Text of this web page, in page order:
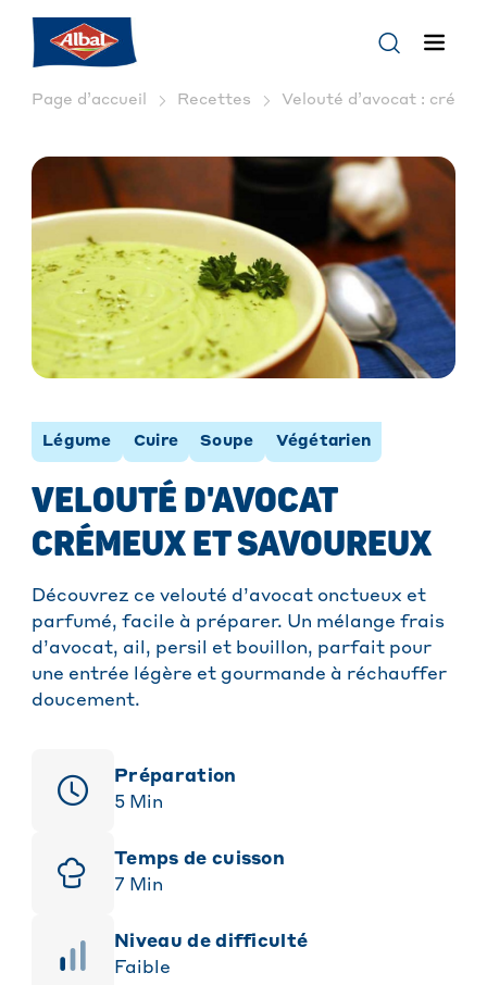
Page d’accueil Recettes Velouté d’avocat :
Légume Cuire Soupe Végétarien
VELOUTÉ D'AVOCAT
CRÉMEUX ET SAVOUREUX
Découvrez ce velouté d’avocat onctueux et
parfumé, facile à préparer. Un mélange frais
d’avocat, ail, persil et bouillon, parfait pour
une entrée légère et gourmande à réchauffer
doucement.
Préparation
5 Min
Temps de cuisson
7 Min
niveau de difficulté
Faible